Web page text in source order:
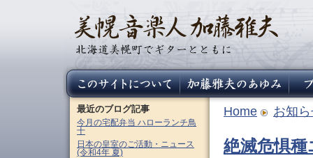
Home お知
絶滅危惧
最近のブログ記事
今月の宅配弁当 ハローランチ鳥
十
日本の皇室のご活動・ニュース
(令和4年 夏)